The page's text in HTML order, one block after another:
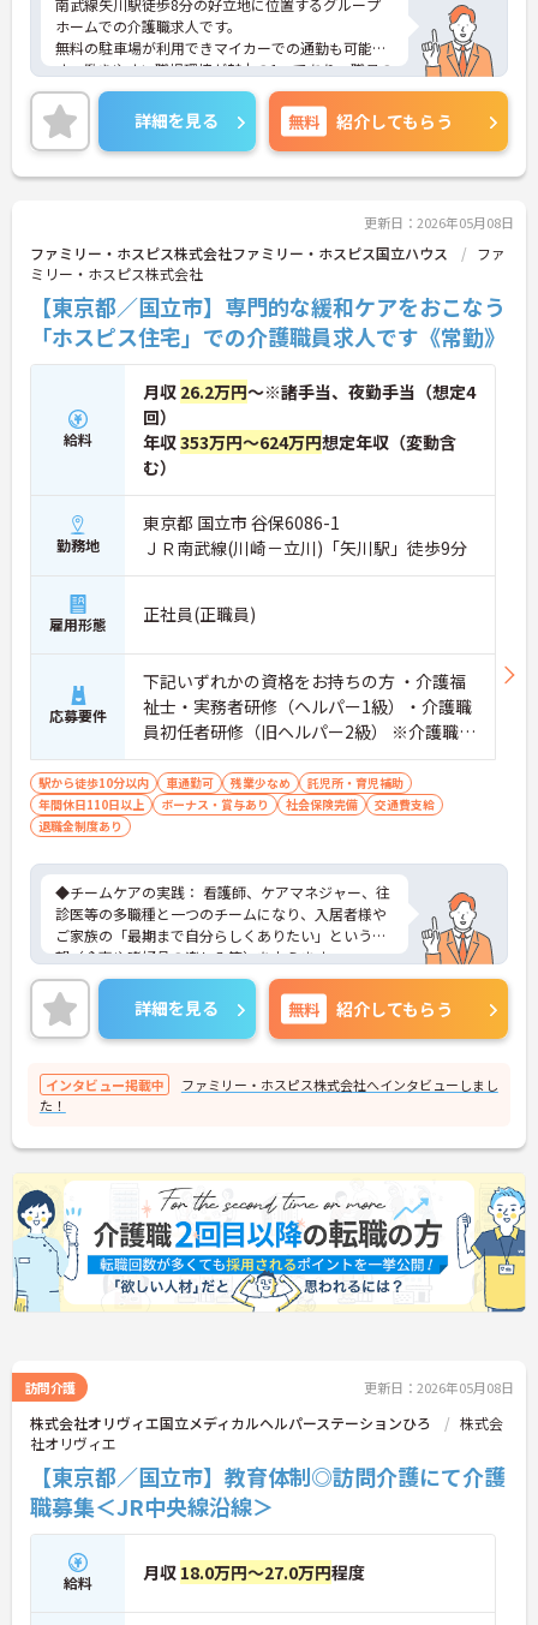
南武線矢川駅徒歩8分の好立地に位置するグループ
ホームでの介護職求人です。
無料の駐車場が利用できマイカーでの通勤も可能で
す。働きやすい職場環境が魅力の1つであり、職員の
定着率も高いので安心して長く働いて頂けます。
ご興味のある方は面接対策ポイントなどお話致しま
すのでお気軽にお問い合わせください。
詳細を見る 無料 紹介してもらう
更新日：2026年05月08日
ファミリー・ホスピス株式会社ファミリー・ホスピス国立ハウス
ファ
ミリー・ホスピス株式会社
【東京都／国立市】専門的な緩和ケアをおこなう
「ホスピス住宅」での介護職員求人です《常勤》
給料
月収 26.2万円～※諸手当、夜勤手当（想定4
回）
年収353万円～624万円想定年収（変動含
む）
勤務地
東京都 国立市 谷保6086-1
ＪＲ南武線(川崎－立川)「矢川駅」徒歩9分
雇用形態 正社員(正職員)
応募要件
下記いずれかの資格をお持ちの方 ・介護福
祉士・実務者研修（ヘルパー1級）・介護職
員初任者研修（旧ヘルパー2級） ※介護職経
験1年以上
駅から徒歩10分以内 車通勤可 残業少なめ
託児所・育児補助
年間休日110日以上
ボーナス・賞与あり 社会保険完備
交通費支給
退職金制度あり
◆チームケアの実践： 看護師、ケアマネジャー、往
診医等の多職種と一つのチームになり、入居者様や
ご家族の「最期まで自分らしくありたい」という希
望（食事や嗜好品の楽しみ等）を支えます。
◆計画的な業務遂行： 訪問介護計画に基づき、時間
や内容が事前に決まったタイムスケジュールに沿っ
て動くため、突発的な業務が少なく、残業がほとん
ど発生しない仕組みです。
名程度の少人数制。スタッフの心のケアや職場環境
の整備に注力しており、無理のないシフト管理や計
◆ホスピス未経験からの挑戦を歓迎：実際に第一線
で活躍しているスタッフの多くは、一般的な介護施
設や訪問介護、さらには異業種から「新しい専門性
を身につけたい」という志を持って集まったメンバ
ーです。資格取得支援制度を活用した着実なステッ
プアップも目指せます。
＜ 東証上場グループとしての圧倒的な安定性と将来
性＞同法人は、日本ホスピスホールディングス株式
加する「多死の時代」において、上場グループなら
開を加速させており、その経営安定性は業界内でも
群を抜いています。この盤石な経営基盤は、働くス
タッフの処遇や労務環境にもダイレクトに還元され
ています。定年65歳、最大70歳までの再雇用制度と
いった長期的な就業を支える仕組みが、単なる制度
としてだけでなく実効性を持って運用されていま
す。「社会から必要とされる事業」を「安定した経
営環境」で実践できることは、介護のプロフェッシ
詳細を見る 無料 紹介してもらう
インタビュー掲載中
ファミリー・ホスピス株式会社へインタビューしまし
た！
訪問介護 更新日：2026年05月08日
株式会社オリヴィエ国立メディカルヘルパーステーションひろ
株式会
社オリヴィエ
【東京都／国立市】教育体制◎訪問介護にて介護
職募集＜JR中央線沿線＞
給料 月収 18.0万円～27.0万円程度